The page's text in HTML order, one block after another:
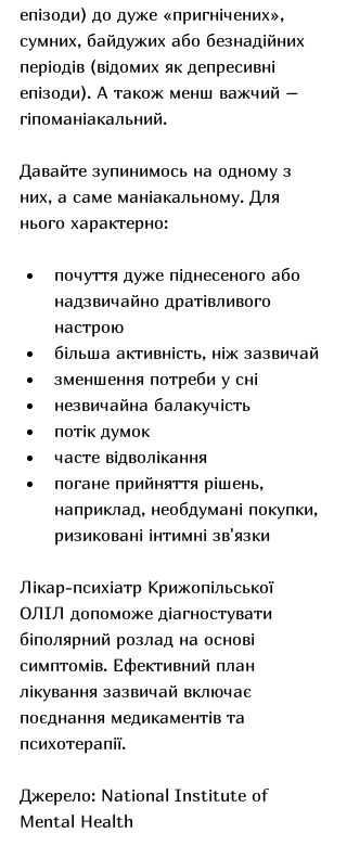
епізоди) до дуже «пригнічених»,
сумних, байдужих або безнадійних
періодів (відомих як депресивні
епізоди). А також менш важчий –
гіпоманіакальний.
Давайте зупинимось на одному з
них, а саме маніакальному. Для
нього характерно:
почуття дуже піднесеного або
надзвичайно дратівливого
настрою
більша активність, ніж зазвичай
зменшення потреби у сні
незвичайна балакучість
потік думок
часте відволікання
погане прийняття рішень,
наприклад, необдумані покупки,
ризиковані інтимні зв'язки
Лікар-психіатр Крижопільської
ОЛІЛ допоможе діагностувати
біполярний розлад на основі
симптомів. Ефективний план
лікування зазвичай включає
поєднання медикаментів та
психотерапії.
Джерело: National Institute of
Mental Health